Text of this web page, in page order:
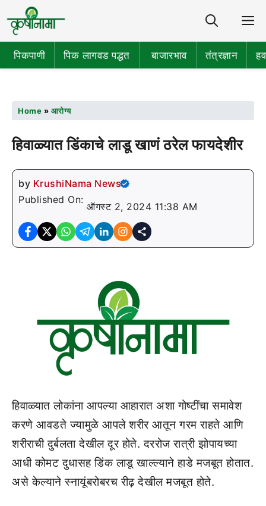
पिकपाणी पिक लागवड पद्धत बाजारभाव तंत्रज्ञान
Home » आरोग्य
हिवाळ्यात डिंकाचे लाडू खाणं ठरेल फायदेशीर
by KrushiNama News
Published On:
ऑगस्ट 2, 2024 11:38 AM
हिवाळ्यात लोकांना आपल्या आहारात अशा गोष्टींचा समावेश
करणे आवडते ज्यामुळे आपले शरीर आतून गरम राहते आणि
शरीराची दुर्बलता देखील दूर होते. दररोज रात्री झोपायच्या
आधी कोमट दुधासह डिंक लाडू खाल्ल्याने हाडे मजबूत होतात.
असे केल्याने स्नायूंबरोबरच रीढ़ देखील मजबूत होते.